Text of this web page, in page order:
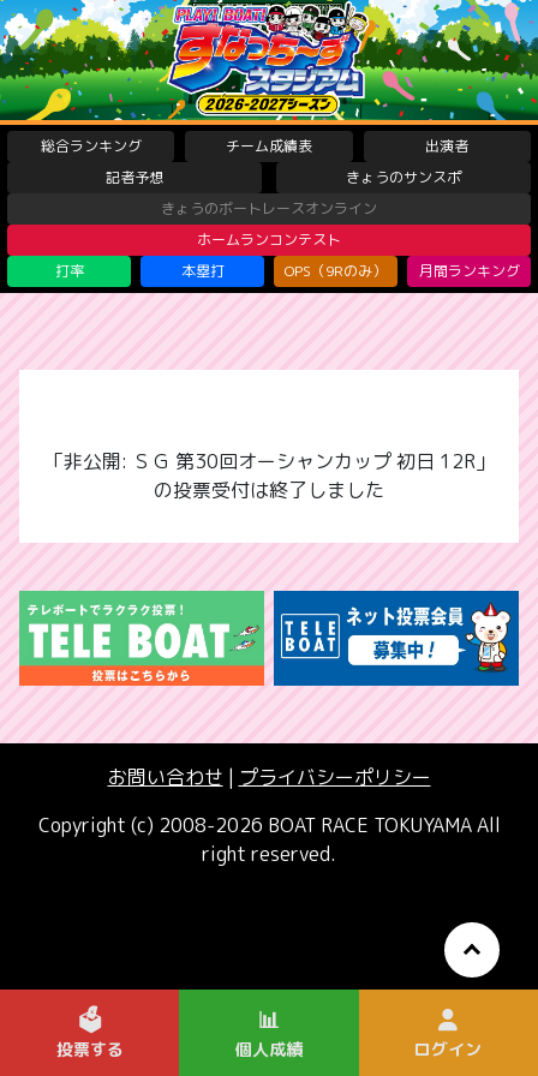
総合ランキング チーム成績表
出演者
記者予想
きょうのサンスポ
きょうのボートレースオンライン
ホームランコンテスト
打率
本塁打 OPS（9Rのみ） 月間ランキング
「非公開: ＳＧ 第30回オーシャンカップ 初日 12R」
の投票受付は終了しました
お問い合わせ | プライバシーポリシー
Copyright (c) 2008-2026 BOAT RACE TOKUYAMA All
right reserved.
🗳️
投票する
📊
個人成績 ログイン